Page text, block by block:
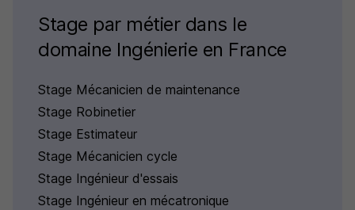
Stage par métier dans le
domaine Ingénierie en France
Stage Mécanicien de maintenance
Stage Robinetier
Stage Estimateur
Stage Mécanicien cycle
Stage Ingénieur d'essais
Stage Ingénieur en mécatronique